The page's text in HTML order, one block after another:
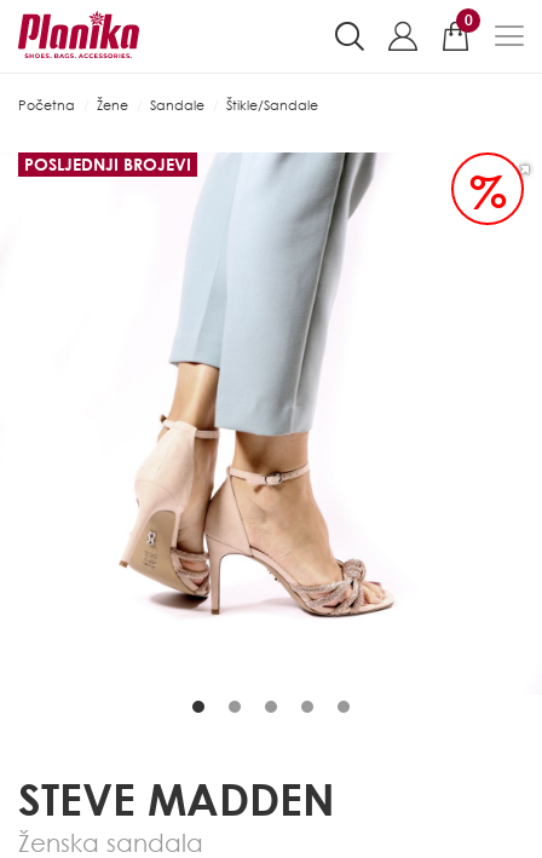
0
Početna Žene Sandale Štikle/Sandale
%
POSLJEDNJI BROJEVI
STEVE MADDEN
Ženska sandala